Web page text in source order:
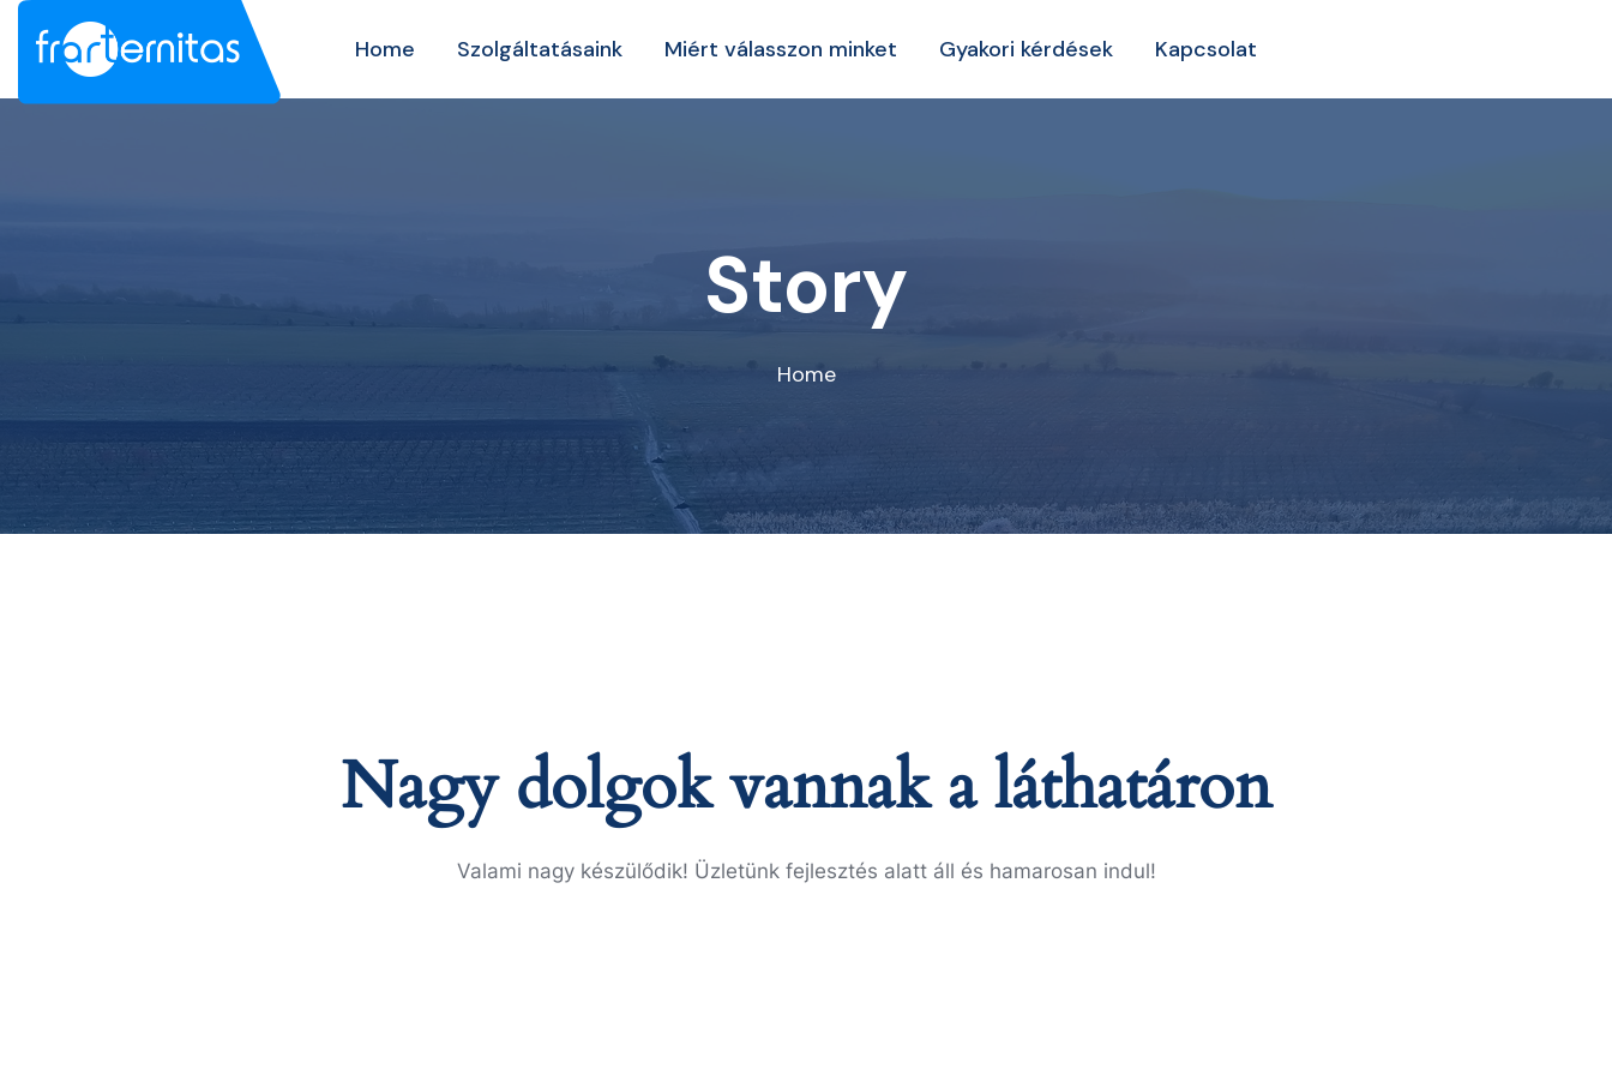
Home Szolgáltatásaink Miért válasszon minket Gyakori kérdések Kapcsolat
Story
Home
Nagy dolgok vannak a láthatáron
Valami nagy készülődik! Üzletünk fejlesztés alatt áll és hamarosan indul!